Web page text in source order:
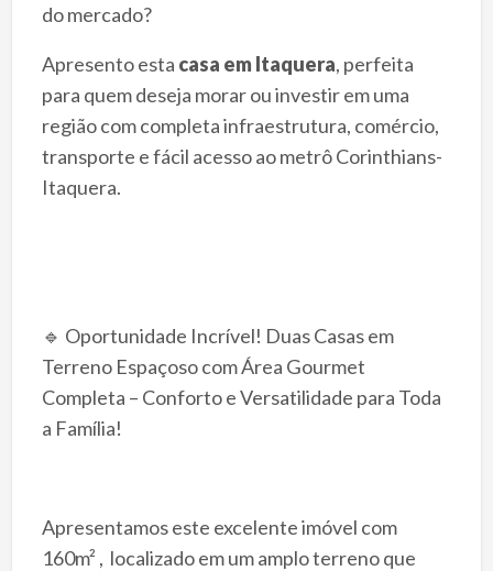
do mercado?
Apresento esta casa em Itaquera, perfeita
para quem deseja morar ou investir em uma
região com completa infraestrutura, comércio,
transporte e fácil acesso ao metrô Corinthians-
Itaquera.
🔹 Oportunidade Incrível! Duas Casas em
Terreno Espaçoso com Área Gourmet
Completa – Conforto e Versatilidade para Toda
a Família!
Apresentamos este excelente imóvel com
160m² , localizado em um amplo terreno que